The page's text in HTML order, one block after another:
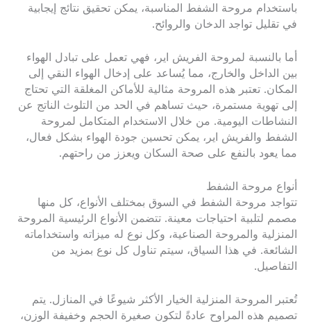
باستخدام مروحة الشفط المناسبة، يمكن تحقيق نتائج إيجابية
في تقليل تواجد الدخان والروائح.
أما بالنسبة لمروحة الفريش اير، فهي تعمل على تبادل الهواء
بين الداخل والخارج، مما يُساعد على إدخال الهواء النقي إلى
المكان. تعتبر هذه المروحة مثالية للأماكن المغلقة التي تحتاج
إلى تهوية مستمرة، حيث تساهم في الحد من التلوث الناتج عن
النشاطات اليومية. من خلال الاستخدام المتكامل لمروحة
الشفط والفريش اير، يمكن تحسين جودة الهواء بشكل فعال،
مما يعود بالنفع على صحة السكان ويعزز من راحتهم.
أنواع مروحة الشفط
تتواجد مروحة الشفط في السوق بمختلف الأنواع، كل منها
مصمم لتلبية احتياجات معينة. تتضمن الأنواع الرئيسية المروحة
المنزلية والمروحة الصناعية، وكل نوع له ميزاته واستخداماته
الشائعة. في هذا السياق، سيتم تناول كل نوع بمزيد من
التفاصيل.
تُعتبر المروحة المنزلية الخيار الأكثر شيوعًا في المنازل. يتم
تصميم هذه المراوح عادةً لتكون صغيرة الحجم وخفيفة الوزن،